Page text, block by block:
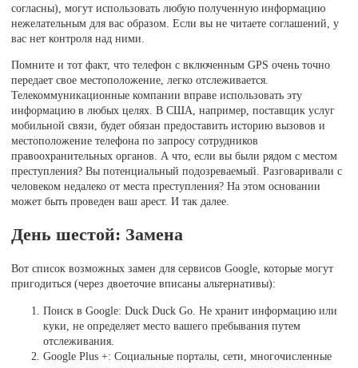
согласны), могут использовать любую полученную информацию
нежелательным для вас образом. Если вы не читаете соглашений, у
вас нет контроля над ними.
Помните и тот факт, что телефон с включенным GPS очень точно
передает свое местоположение, легко отслеживается.
Телекоммуникационные компании вправе использовать эту
информацию в любых целях. В США, например, поставщик услуг
мобильной связи, будет обязан предоставить историю вызовов и
местоположение телефона по запросу сотрудников
правоохранительных органов. А что, если вы были рядом с местом
преступления? Вы потенциальный подозреваемый. Разговаривали с
человеком недалеко от места преступления? На этом основании
может быть проведен ваш арест. И так далее.
День шестой: Замена
Вот список возможных замен для сервисов Google, которые могут
пригодиться (через двоеточие вписаны альтернативы):
Поиск в Google: Duck Duck Go. Не хранит информацию или
куки, не определяет место вашего пребывания путем
отслеживания.
Google Plus +: Социальные порталы, сети, многочисленные